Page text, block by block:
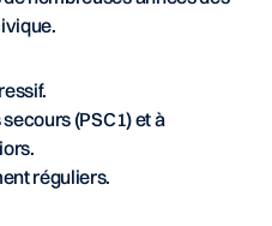
(PSC1) et à
réguliers.